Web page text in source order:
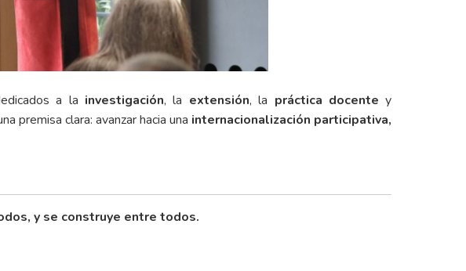
a la investigación, la extensión, la práctica docente y
premisa clara: avanzar hacia una internacionalización participativa,
y se construye entre todos.